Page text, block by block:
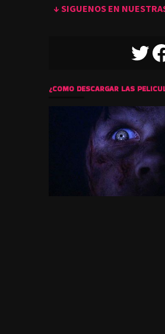
↓ SIGUENOS EN
TWITTER
¿COMO DESCARGAR LAS